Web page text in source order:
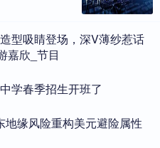
型吸睛登场，深V薄纱惹话
嘉欣_节目
学春季招生开班了
缘风险重构美元避险属性